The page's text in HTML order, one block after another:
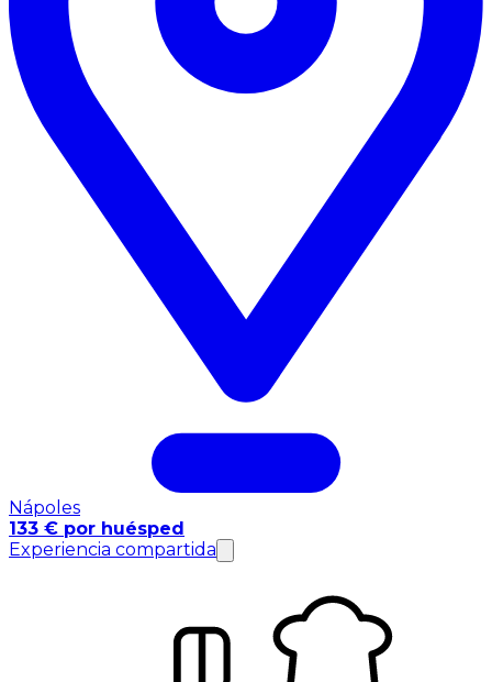
Nápoles
133 € por huésped
Experiencia compartida